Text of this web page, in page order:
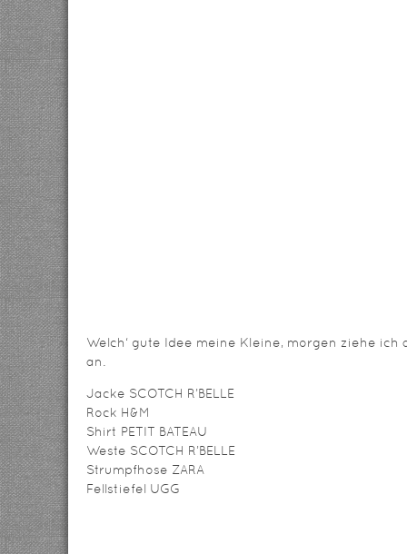
Welch‘ gute Idee meine Kleine, morgen ziehe ich
an.
Jacke SCOTCH R’BELLE
Rock H&M
Shirt PETIT BATEAU
Weste SCOTCH R’BELLE
Strumpfhose ZARA
Fellstiefel UGG